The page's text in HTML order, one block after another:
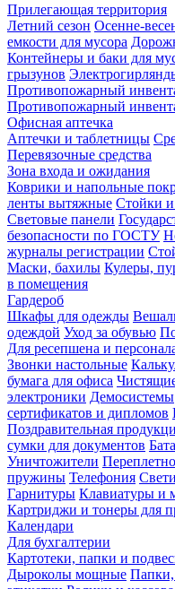
Прилегающая территория
Летний сезон Осенне-
емкости для мусора
Контейнеры и баки для
грызунов
Противопожарный
Противопожарный
Офисная аптечка
Аптечки и таблетницы
Перевязочные средства
Зона входа и ожидания
Коврики и напольные
ленты вытяжные Стойки
Световые панели
безопасности по ГОСТУ
журналы регистрации
Маски, бахилы Кулеры,
в помещения
Гардероб
Шкафы для одежды
одеждой Уход за обувью
Для ресепшена и
Звонки настольные
бумага для офиса
электроники Демосистемы
сертификатов и дипломов
Поздравительная
сумки для документов
Уничтожители
пружины Телефония
Гарнитуры Клавиатуры и
Картриджи и тонеры для
Календари
Для бухгалтерии
Картотеки, папки и
Дыроколы мощные Папки,